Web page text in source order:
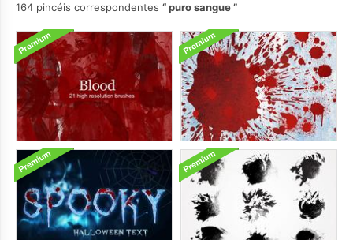
164 pincéis correspondentes
puro sangue